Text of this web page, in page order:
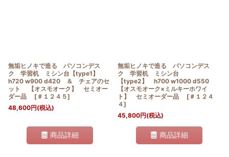
無垢ヒノキで造る パソコンデス
ク 学習机 ミシン台【type1】
h720 w900 d420 ＆ チェアのセ
ット 【オスモオーク】 セミオー
ダー品
[ ＃１２４５]
48,600円(税込)
商品詳細
無垢ヒノキで造る パソコンデス
ク 学習机 ミシン台
【type2】 h700 w1000 d550
【オスモオーク×ミルキーホワイ
ト】 セミオーダー品
[ ＃１２４
４]
45,800円(税込)
商品詳細